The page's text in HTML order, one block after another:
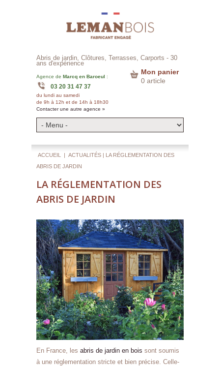
Abris de jardin, Clôtures, Terrasses, Carports - 30
ans d'expérience
Agence de Marcq en Baroeul :
03 20 31 47 37
Contacter une autre agence »
du lundi au samedi
de 9h à 12h et de 14h à 18h30
Mon panier
0 article
ACCUEIL | ACTUALITÉS | LA RÉGLEMENTATION DES
ABRIS DE JARDIN
LA RÉGLEMENTATION DES
ABRIS DE JARDIN
En France, les abris de jardin en bois sont soumis
à une réglementation stricte et bien précise. Celle-